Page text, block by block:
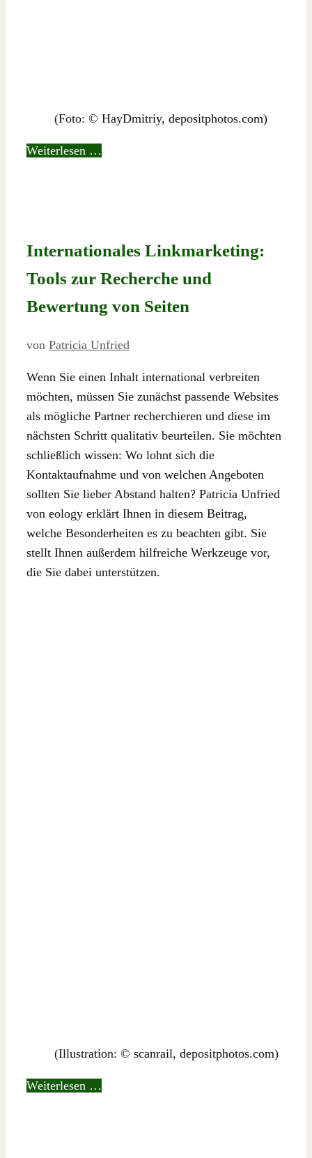
(Foto: © HayDmitriy, depositphotos.com)
Weiterlesen …
Internationales Linkmarketing:
Tools zur Recherche und
Bewertung von Seiten
von Patricia Unfried
Wenn Sie einen Inhalt international verbreiten
möchten, müssen Sie zunächst passende Websites
als mögliche Partner recherchieren und diese im
nächsten Schritt qualitativ beurteilen. Sie möchten
schließlich wissen: Wo lohnt sich die
Kontaktaufnahme und von welchen Angeboten
sollten Sie lieber Abstand halten? Patricia Unfried
von eology erklärt Ihnen in diesem Beitrag,
welche Besonderheiten es zu beachten gibt. Sie
stellt Ihnen außerdem hilfreiche Werkzeuge vor,
die Sie dabei unterstützen.
(Illustration: © scanrail, depositphotos.com)
Weiterlesen …